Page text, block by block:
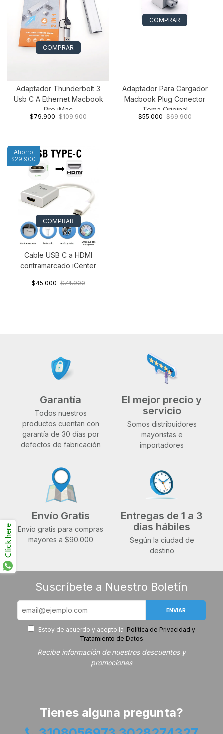
COMPRAR
Adaptador Thunderbolt 3
Usb C A Ethernet Macbook
Pro iMac
$79.900 $109.900
COMPRAR
Adaptador Para Cargador
Macbook Plug Conector
Toma Original
$55.000 $69.900
COMPRAR
Ahorro
$29.900
Cable USB C a HDMI
contramarcado iCenter
$45.000 $74.900
Garantía
Todos nuestros
productos cuentan con
garantía de 30 días por
defectos de fabricación
El mejor precio y
servicio
Somos distribuidores
mayoristas e
importadores
Envío Gratis
Envío gratis para compras
mayores a $90.000
Entregas de 1 a 3
días hábiles
Según la ciudad de
destino
Suscríbete a Nuestro Boletín
ENVIAR
Estoy de acuerdo y acepto la Política de Privacidad y
Tratamiento de Datos
Recibe información de nuestros descuentos y
promociones
Tienes alguna pregunta?
Click here